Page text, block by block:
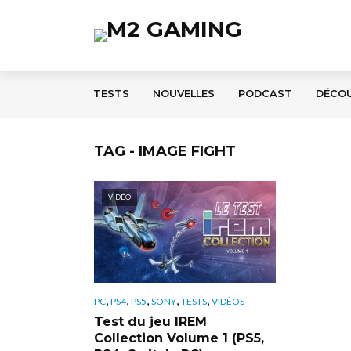
TESTS NOUVELLES PODCAST
TAG - IMAGE FIGHT
VIDÉO
PC, PS4, PS5, SONY, TESTS, VIDÉOS
Test du jeu IREM
Collection Volume 1 (PS5,